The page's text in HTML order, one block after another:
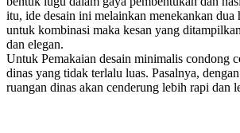
itu, ide desain ini melainkan menekankan dua
untuk kombinasi maka kesan yang
dan elegan.
Untuk Pemakaian desain minimalis condong
dinas yang tidak terlalu luas. Pasalnya,
ruangan dinas akan cenderung lebih rapi dan